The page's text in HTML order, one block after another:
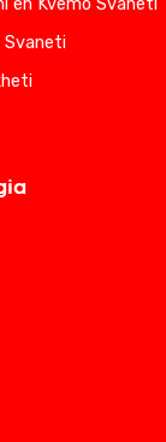
en Kvemo Svaneti
Svaneti